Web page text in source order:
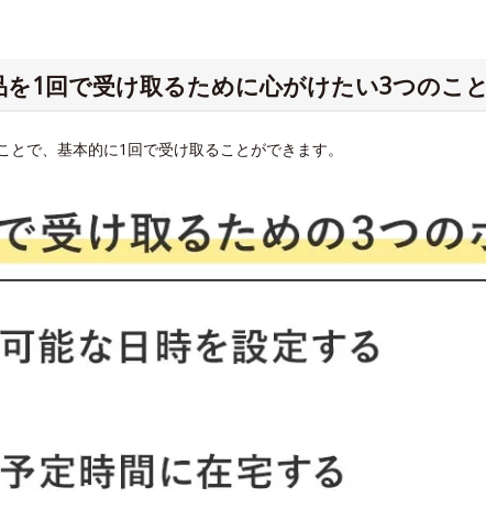
を1回で受け取るために心がけたい3つのこと
とで、基本的に1回で受け取ることができます。